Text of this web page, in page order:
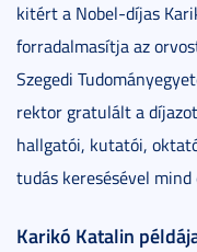
kitért a Nobel-díjas
forradalmasítja az
Szegedi
rektor gratulált a
hallgatói, kutatói,
tudás keresésével
Karikó Katalin